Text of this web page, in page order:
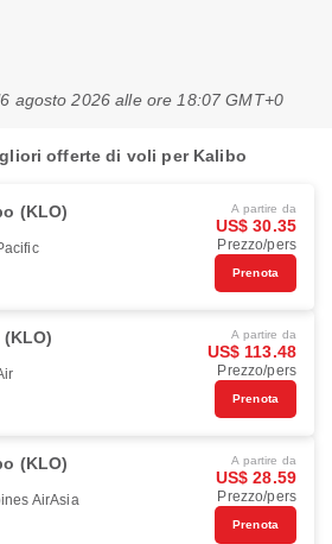
6 agosto 2026 alle ore 18:07 GMT+0
offerte di voli per Kalibo
(KLO) A partire da
US$ 30.35
Prezzo/pers
Prenota
A partire da
US$ 113.48
Prezzo/pers
Prenota
(KLO)
AirAsia
A partire da
US$ 28.59
Prezzo/pers
Prenota